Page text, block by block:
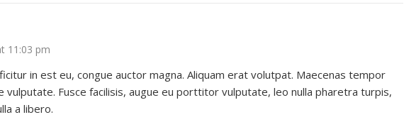
11:03 pm
in est eu, congue auctor magna. Aliquam erat volutpat. Maecenas tempor
vulputate. Fusce facilisis, augue eu porttitor vulputate, leo nulla pharetra turpis,
a libero.